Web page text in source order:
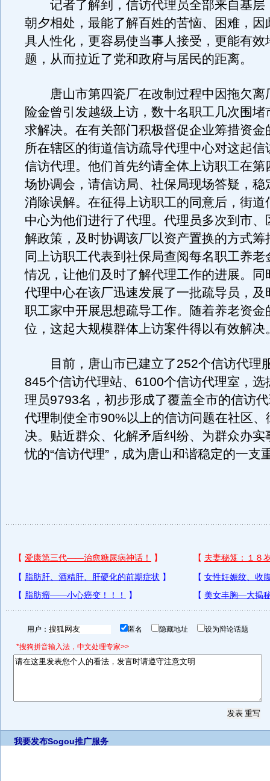
记者了解到，信访代理员全部来自基层
朝夕相处，最能了解百姓的苦恼、困难，因
具人性化，更容易使当事人接受，更能有效
题，从而拉近了党和政府与居民的距离。
唐山市第四瓷厂在改制过程中因拖欠离
险金曾引发越级上访，数十名职工几次围堵
求解决。在有关部门积极督促企业筹措资金
所在辖区的街道信访疏导代理中心对这起信
信访代理。他们首先约请全体上访职工在第
场协调会，请信访局、社保局现场答疑，稳
消除误解。在征得上访职工的同意后，街道
中心为他们进行了代理。代理员多次到市、
解政策，及时协调该厂以资产置换的方式筹
同上访职工代表到社保局查阅每名职工养老
情况，让他们及时了解代理工作的进展。同
代理中心在该厂迅速发展了一批疏导员，及
职工家中开展思想疏导工作。随着养老资金
位，这起大规模群体上访案件得以有效解决
目前，唐山市已建立了252个信访代理
845个信访代理站、6100个信访代理室，选
理员9793名，初步形成了覆盖全市的信访
代理制使全市90%以上的信访问题在社区、
决。贴近群众、化解矛盾纠纷、为群众办实
忧的“信访代理”，成为唐山和谐稳定的一支
用户： 匿名 隐藏地址 设为辩论话题
*搜狗拼音输入法，中文处理专家>>
我要发布Sogou推广服务